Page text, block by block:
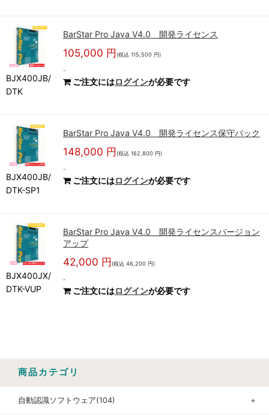
BJX400JB/
DTK
BarStar Pro Java V4.0 開発ライセンス
105,000 円 (税込 115,500 円)
-
ご注文にはログインが必要です
BJX400JB/
DTK-SP1
BarStar Pro Java V4.0 開発ライセンス保守パック
148,000 円 (税込 162,800 円)
-
ご注文にはログインが必要です
BJX400JX/
DTK-VUP
BarStar Pro Java V4.0 開発ライセンスバージョン
アップ
42,000 円 (税込 46,200 円)
-
ご注文にはログインが必要です
商品カテゴリ
自動認識ソフトウェア(104) ＋